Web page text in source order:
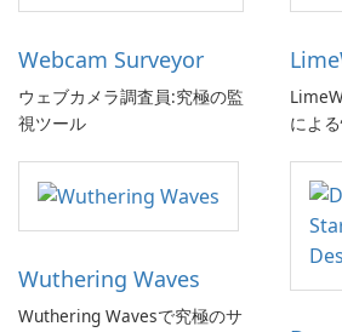
Webcam Surveyor
ウェブカメラ調査員:究極の監
視ツール
によ
Wuthering Waves
Wuthering Wavesで究極のサ